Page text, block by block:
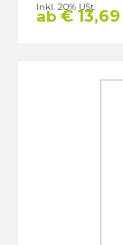
ab € 13,69
Inkl. 20% USt.